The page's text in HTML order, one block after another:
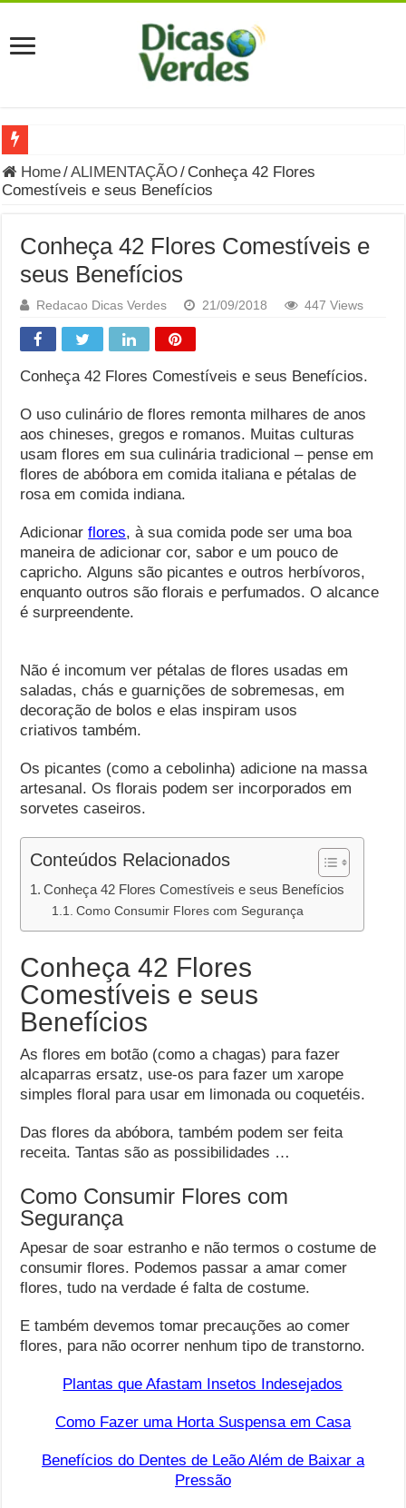
Grávida Pode Comer Pastrami? Saiba Quando o Consumo é
Você sabe o que é uma Economia Circular?
Carta Psicografada de Isabella Nardoni : O que Diz a
Grávida pode comer picles e alimentos em conserva durante
Grávida pode comer Ceviche? Entenda os riscos na gravidez
Carta Psicografada João Hélio: Revelação, Paz e a Lei do
Home/ALIMENTAÇÃO/ Conheça 42 Flores
Comestíveis e seus Benefícios
Conheça 42 Flores Comestíveis e
seus Benefícios
Redacao Dicas Verdes 21/09/2018 447 Views
Conheça 42 Flores Comestíveis e seus Benefícios.
O uso culinário de flores remonta milhares de anos
aos chineses, gregos e romanos. Muitas culturas
usam flores em sua culinária tradicional – pense em
flores de abóbora em comida italiana e pétalas de
rosa em comida indiana.
Adicionarflores, à sua comida pode ser uma boa
maneira de adicionar cor, sabor e um pouco de
capricho. Alguns são picantes e outros herbívoros,
enquanto outros são florais e perfumados. O alcance
é surpreendente.
Não é incomum ver pétalas de flores usadas em
saladas, chás e guarnições de sobremesas, em
decoração de bolos e elas inspiram usos
criativos também.
Os picantes (como a cebolinha) adicione na massa
artesanal. Os florais podem ser incorporados em
sorvetes caseiros.
Conteúdos Relacionados
Conheça 42 Flores Comestíveis e seus Benefícios
Como Consumir Flores com Segurança
Conheça 42 Flores
Comestíveis e seus
Benefícios
As flores em botão (como a chagas) para fazer
alcaparras ersatz, use-os para fazer um xarope
simples floral para usar em limonada ou coquetéis.
Das flores da abóbora, também podem ser feita
receita. Tantas são as possibilidades …
Como Consumir Flores com
Segurança
Apesar de soar estranho e não termos o costume de
consumir flores. Podemos passar a amar comer
flores, tudo na verdade é falta de costume.
E também devemos tomar precauções ao comer
flores, para não ocorrer nenhum tipo de transtorno.
Plantas que Afastam Insetos Indesejados
Como Fazer uma Horta Suspensa em Casa
Benefícios do Dentes de Leão Além de Baixar a
Pressão